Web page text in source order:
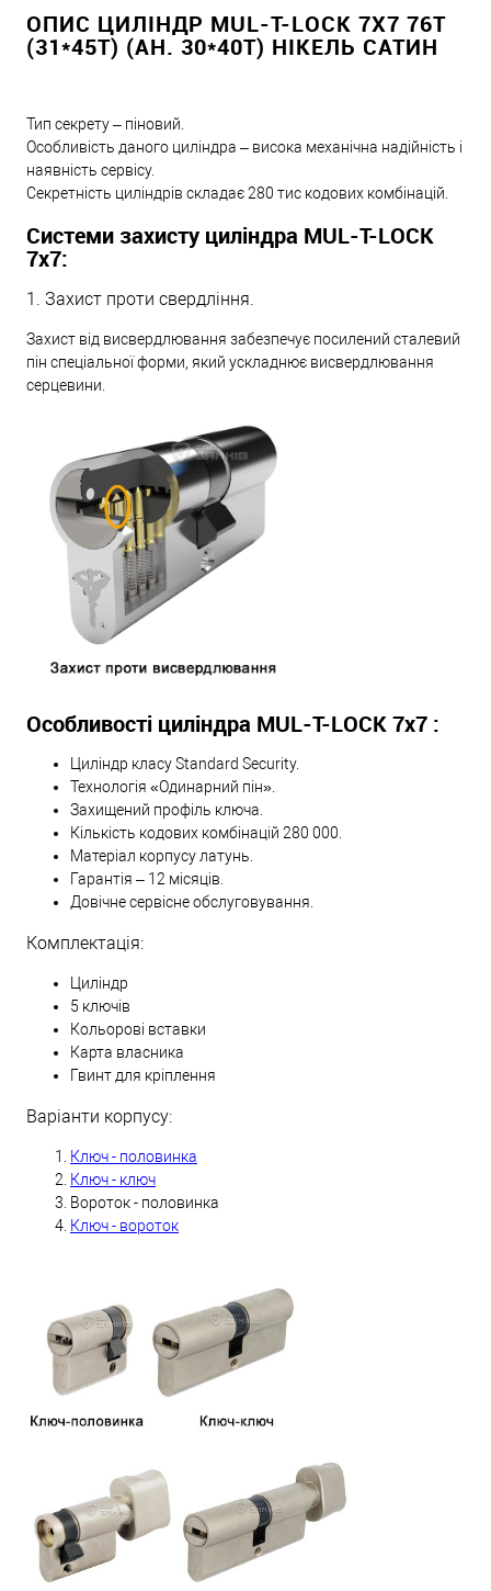
ОПИС ЦИЛІНДР MUL-T-LOCK 7X7 76T
(31*45T) (АН. 30*40T) НІКЕЛЬ САТИН
Тип секрету – піновий.
Особливість даного циліндра – висока механічна надійність і
наявність сервісу.
Секретність циліндрів складає 280 тис кодових комбінацій.
Системи захисту циліндра MUL-T-LOCK
7х7:
1. Захист проти свердління.
Захист від висвердлювання забезпечує посилений сталевий
пін спеціальної форми, який ускладнює висвердлювання
серцевини.
Особливості циліндра MUL-T-LOCK 7х7 :
Циліндр класу Standard Security.
Технологія «Одинарний пін».
Захищений профіль ключа.
Кількість кодових комбінацій 280 000.
Матеріал корпусу латунь.
Гарантія – 12 місяців.
Довічне сервісне обслуговування.
Комплектація:
Циліндр
5 ключів
Кольорові вставки
Карта власника
Гвинт для кріплення
Варіанти корпусу:
Ключ - половинка
Ключ - ключ
Вороток - половинка
Ключ - вороток